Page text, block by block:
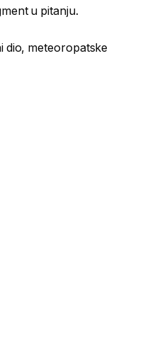
u pitanju.
dio, meteoropatske